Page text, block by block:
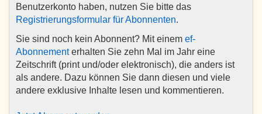
Benutzerkonto haben, nutzen Sie bitte das
Registrierungsformular für Abonnenten.
Sie sind noch kein Abonnent? Mit einem ef-
Abonnementerhalten Sie zehn Mal im Jahr eine
Zeitschrift (print und/oder elektronisch), die anders ist
als andere. Dazu können Sie dann diesen und viele
andere exklusive Inhalte lesen und kommentieren.